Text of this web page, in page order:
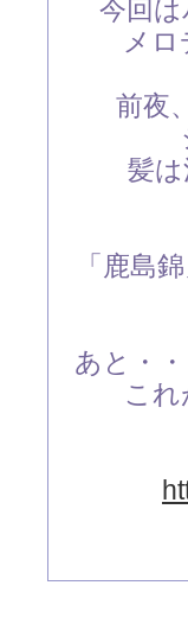
今回
メ
前夜
髪
「鹿島
あと・
こ